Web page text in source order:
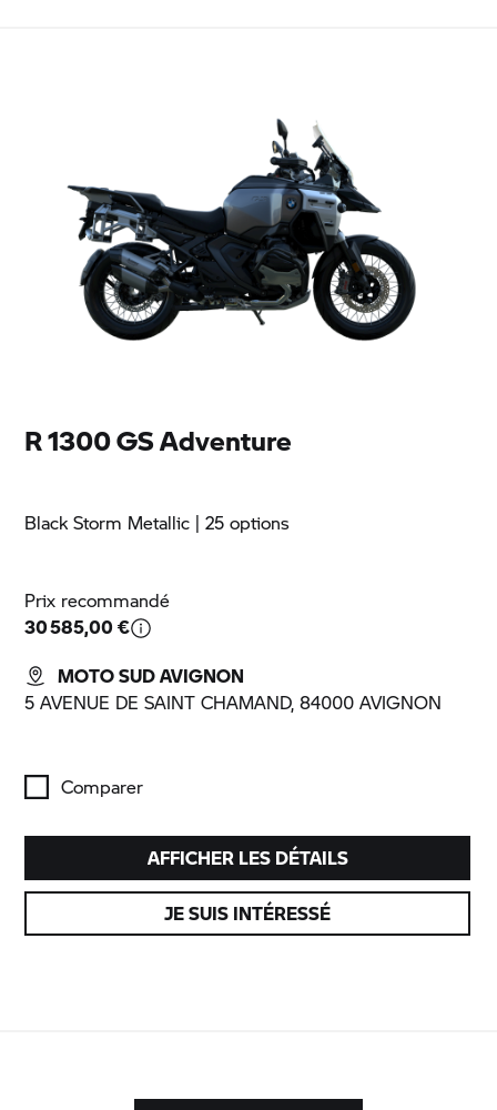
AFFICHER LES DÉTAILS
JE SUIS INTÉRESSÉ
R 1300 GS Adventure
Black Storm Metallic | 25 options
Prix recommandé
30 585,00 €
MOTO SUD AVIGNON
5 AVENUE DE SAINT CHAMAND, 84000 AVIGNON
Comparer